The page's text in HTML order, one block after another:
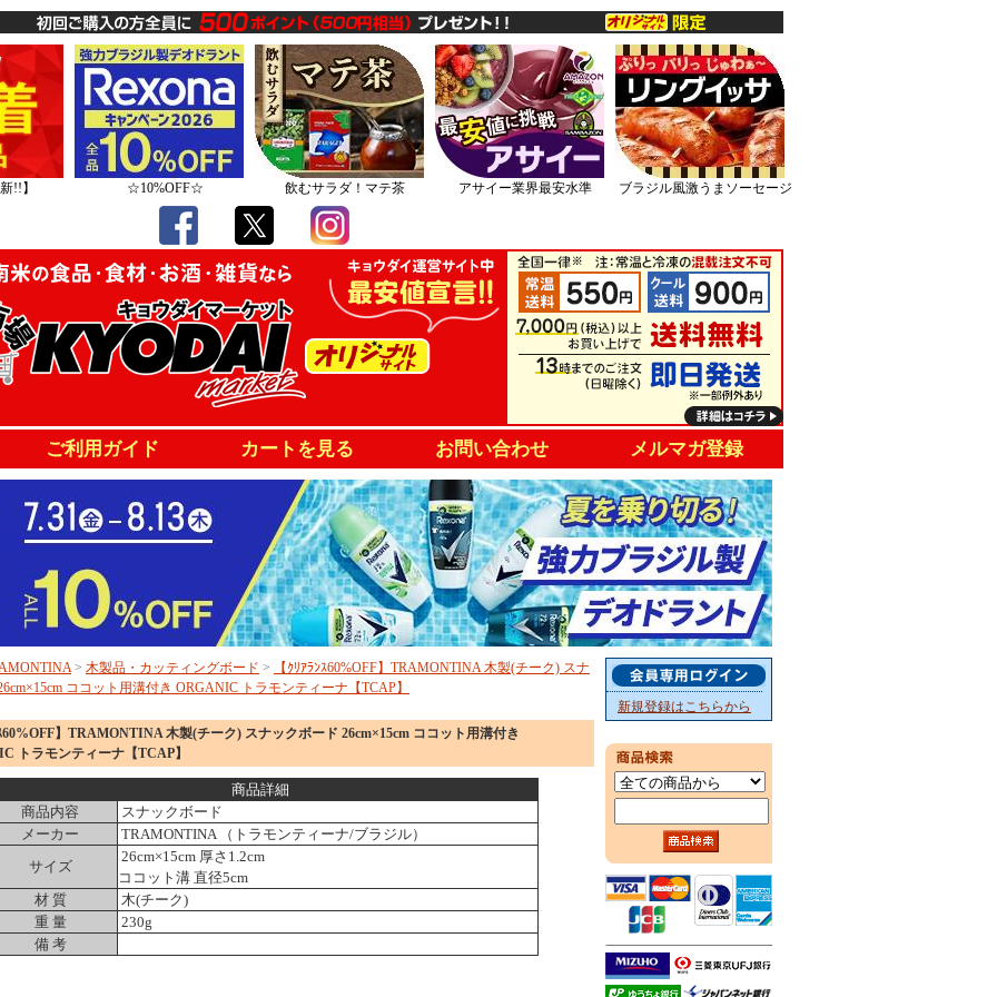
!!】 ☆10%OFF☆ 飲むサラダ！マテ茶 アサイー業界最安水準 ブラジル風激うまソーセージ
ご利用ガイド カートを見る お問い合わせ メルマガ登録
> 木製品・カッティングボード >
【ｸﾘｱﾗﾝｽ60%OFF】TRAMONTINA 木製(チーク) スナ
ココット用溝付き ORGANIC トラモンティーナ【TCAP】
60%OFF】TRAMONTINA 木製(チーク) スナックボード 26cm×15cm ココット用溝付き
トラモンティーナ【TCAP】
商品詳細
商品内容
スナックボード
メーカー
TRAMONTINA （トラモンティーナ/ブラジル）
サイズ
26cm×15cm 厚さ1.2cm
ココット溝 直径5cm
材 質
木(チーク)
重 量
230g
備 考
新規登録はこちらから